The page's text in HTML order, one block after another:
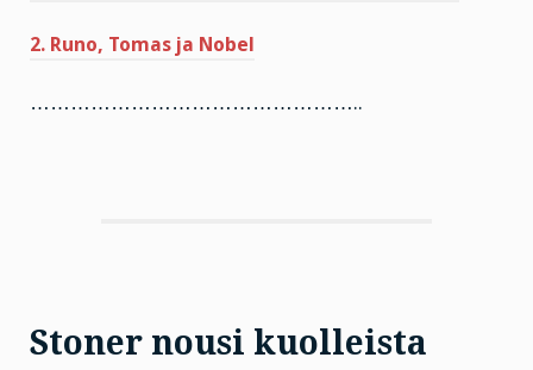
2. Runo, Tomas ja Nobel
…………………………………………..
Stoner nousi kuolleista